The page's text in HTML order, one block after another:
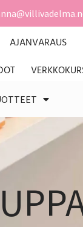
AJANVARAUS